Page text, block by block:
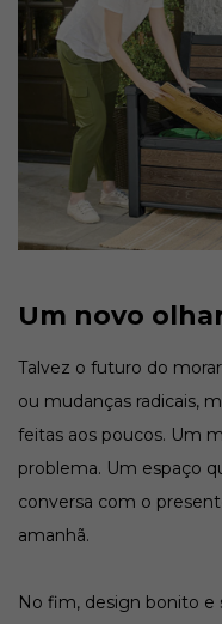
Um novo
Talvez o futuro do
ou mudanças radicais,
feitas aos poucos. Um
problema. Um espaço
conversa com o
amanhã.
No fim, design bonito e